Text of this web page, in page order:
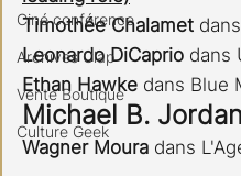
Ciné conférence
Archives Clap
Vente Boutique
Culture Geek
Timothée Chalamet
Leonardo DiCaprio dans
Ethan Hawke dans Blue
Michael B. Jordan
Wagner Moura dans